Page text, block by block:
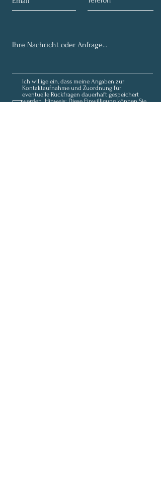
Ich willige ein, dass meine Angaben zur
Kontaktaufnahme und Zuordnung für
eventuelle Rückfragen dauerhaft gespeichert
werden. Hinweis: Diese Einwilligung können Sie